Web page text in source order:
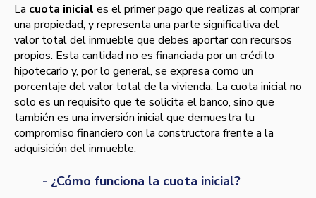
La cuota inicial es el primer pago que realizas al comprar
una propiedad, y representa una parte significativa del
valor total del inmueble que debes aportar con recursos
propios. Esta cantidad no es financiada por un crédito
hipotecario y, por lo general, se expresa como un
porcentaje del valor total de la vivienda. La cuota inicial no
solo es un requisito que te solicita el banco, sino que
también es una inversión inicial que demuestra tu
compromiso financiero con la constructora frente a la
adquisición del inmueble.
- ¿Cómo funciona la cuota inicial?